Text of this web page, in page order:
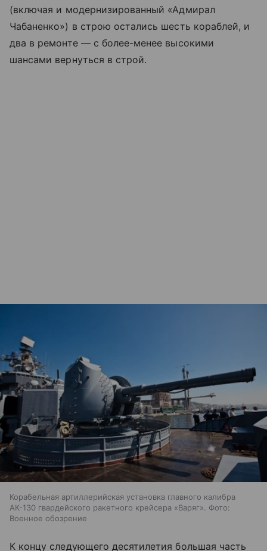
(включая и модернизированный «Адмирал
Чабаненко») в строю остались шесть кораблей, и
два в ремонте — с более-менее высокими
шансами вернуться в строй.
Корабельная артиллерийская установка главного калибра
АК-130 гвардейского ракетного крейсера «Варяг». Фото:
Военное обозрение
К концу следующего десятилетия большая часть